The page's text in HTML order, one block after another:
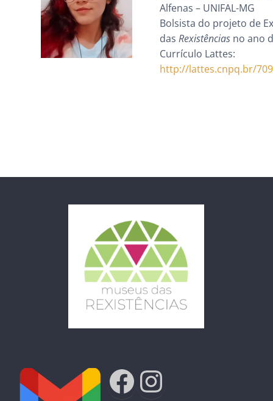
Alfenas – UNIFAL-MG
Bolsista do projeto de
dasRexistências no ano
Currículo Lattes:
http://lattes.cnpq.br/
Facebook
Instagram